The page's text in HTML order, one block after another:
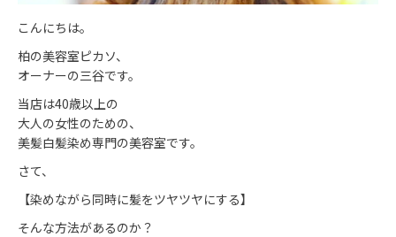
こんにちは。
柏の美容室ピカソ、
オーナーの三谷です。
当店は40歳以上の
大人の女性のための、
美髪白髪染め専門の美容室です。
さて、
【染めながら同時に髪をツヤツヤにする】
そんな方法があるのか？